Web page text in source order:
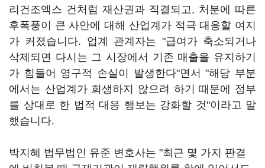
리건조엑스 건처럼 재산권과 직결되고, 처분에 따른
후폭풍이 큰 사안에 대해 산업계가 적극 대응할 여지
가 커졌습니다. 업계 관계자는 "급여가 축소되거나
삭제되면 다시는 그 시장에서 기존 매출을 유지하기
가 힘들어 영구적 손실이 발생한다"면서 "해당 부분
에서는 산업계가 희생하지 않으려 하기 때문에 정부
를 상대로 한 법적 대응 행보는 강화할 것"이라고 말
했습니다.
박지혜 법무법인 유준 변호사는 "최근 몇 가지 판결